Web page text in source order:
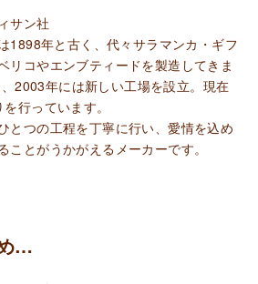
サン社
1898年と古く、代々サラマンカ・ギフ
リコやエンブティードを製造してきま
2003年には新しい工場を設立。現在
行っています。
とつの工程を丁寧に行い、愛情を込め
ことがうかがえるメーカーです。
…